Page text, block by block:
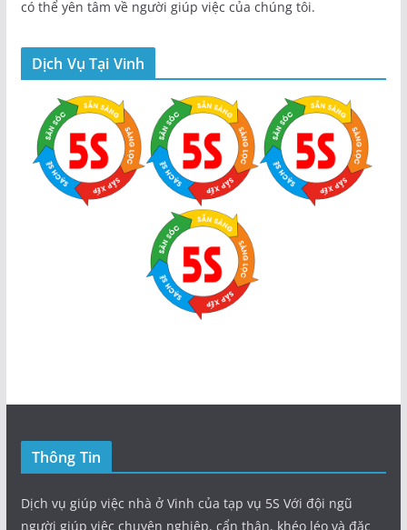
có thể yên tâm về người giúp việc của chúng tôi.
Dịch Vụ Tại Vinh
Thông Tin
Dịch vụ giúp việc nhà ở Vinh của tạp vụ 5S Với đội ngũ
người giúp việc chuyên nghiệp, cẩn thận, khéo léo và đặc